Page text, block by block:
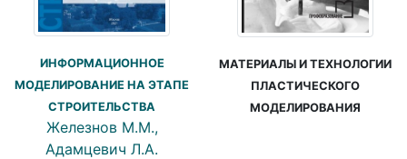
ИНФОРМАЦИОННОЕ
МОДЕЛИРОВАНИЕ НА ЭТАПЕ
СТРОИТЕЛЬСТВА
Железнов М.М.,
Адамцевич Л.А.
МАТЕРИАЛЫ И ТЕХНОЛОГИИ
ПЛАСТИЧЕСКОГО
МОДЕЛИРОВАНИЯ